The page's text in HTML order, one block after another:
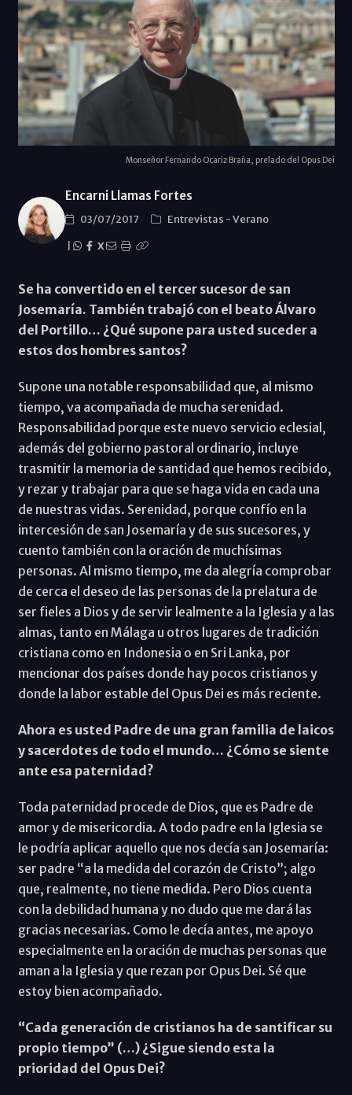
Monseñor Fernando Ocariz Braña, prelado del Opus Dei
Encarni Llamas Fortes
03/07/2017 Entrevistas -Verano
X
Se ha convertido en el tercer sucesor de san
Josemaría. También trabajó con el beato Álvaro
del Portillo… ¿Qué supone para usted suceder a
estos dos hombres santos?
Supone una notable responsabilidad que, al mismo
tiempo, va acompañada de mucha serenidad.
Responsabilidad porque este nuevo servicio eclesial,
además del gobierno pastoral ordinario, incluye
trasmitir la memoria de santidad que hemos recibido,
y rezar y trabajar para que se haga vida en cada una
de nuestras vidas. Serenidad, porque confío en la
intercesión de san Josemaría y de sus sucesores, y
cuento también con la oración de muchísimas
personas. Al mismo tiempo, me da alegría comprobar
de cerca el deseo de las personas de la prelatura de
ser fieles a Dios y de servir lealmente a la Iglesia y a las
almas, tanto en Málaga u otros lugares de tradición
cristiana como en Indonesia o en Sri Lanka, por
mencionar dos países donde hay pocos cristianos y
donde la labor estable del Opus Dei es más reciente.
Ahora es usted Padre de una gran familia de laicos
y sacerdotes de todo el mundo… ¿Cómo se siente
ante esa paternidad?
Toda paternidad procede de Dios, que es Padre de
amor y de misericordia. A todo padre en la Iglesia se
le podría aplicar aquello que nos decía san Josemaría:
ser padre “a la medida del corazón de Cristo”; algo
que, realmente, no tiene medida. Pero Dios cuenta
con la debilidad humana y no dudo que me dará las
gracias necesarias. Como le decía antes, me apoyo
especialmente en la oración de muchas personas que
aman a la Iglesia y que rezan por Opus Dei. Sé que
estoy bien acompañado.
“Cada generación de cristianos ha de santificar su
propio tiempo” (…) ¿Sigue siendo esta la
prioridad del Opus Dei?